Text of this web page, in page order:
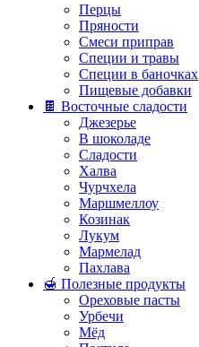
Перцы
Пряности
Смеси приправ
Специи и травы
Специи в баночках
Пищевые добавки
🍫 Восточные сладости
Джезерье
В шоколаде
Сладости
Халва
Чурчхела
Маршмеллоу
Козинак
Лукум
Мармелад
Пахлава
🍯 Полезные продукты
Ореховые пасты
Урбечи
Мёд